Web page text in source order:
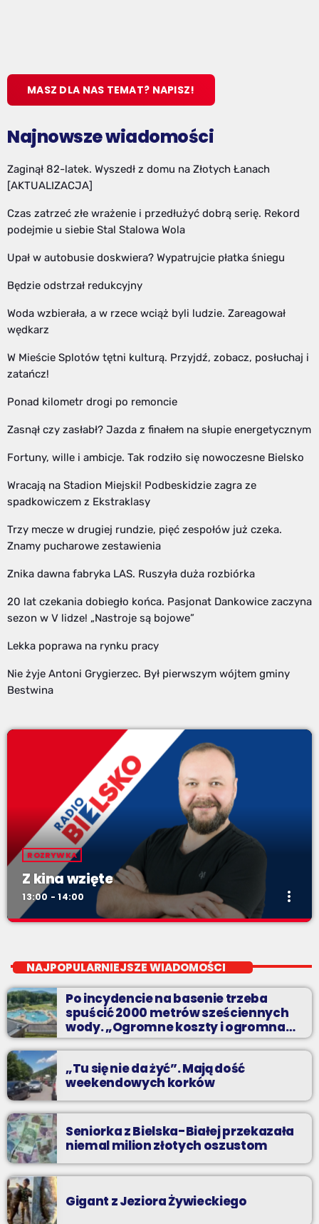
MASZ DLA NAS TEMAT? NAPISZ!
Najnowsze wiadomości
Zaginął 82-latek. Wyszedł z domu na Złotych Łanach
[AKTUALIZACJA]
Czas zatrzeć złe wrażenie i przedłużyć dobrą serię. Rekord
podejmie u siebie Stal Stalowa Wola
Upał w autobusie doskwiera? Wypatrujcie płatka śniegu
Będzie odstrzał redukcyjny
Woda wzbierała, a w rzece wciąż byli ludzie. Zareagował
wędkarz
W Mieście Splotów tętni kulturą. Przyjdź, zobacz, posłuchaj i
zatańcz!
Ponad kilometr drogi po remoncie
Zasnął czy zasłabł? Jazda z finałem na słupie energetycznym
Fortuny, wille i ambicje. Tak rodziło się nowoczesne Bielsko
Wracają na Stadion Miejski! Podbeskidzie zagra ze
spadkowiczem z Ekstraklasy
Trzy mecze w drugiej rundzie, pięć zespołów już czeka.
Znamy pucharowe zestawienia
Znika dawna fabryka LAS. Ruszyła duża rozbiórka
20 lat czekania dobiegło końca. Pasjonat Dankowice zaczyna
sezon w V lidze! „Nastroje są bojowe”
Lekka poprawa na rynku pracy
Nie żyje Antoni Grygierzec. Był pierwszym wójtem gminy
Bestwina
ROZRYWKA
Z kina wzięte
13:00 - 14:00 more_vert
Z Kina Wzięte to audycja w której film występuje roli głównej.
NAJPOPULARNIEJSZE WIADOMOŚCI
Po incydencie na basenie trzeba
spuścić 2000 metrów sześciennych
wody. „Ogromne koszty i ogromna
praca”
„Tu się nie da żyć”. Mają dość
weekendowych korków
Seniorka z Bielska-Białej przekazała
niemal milion złotych oszustom
Gigant z Jeziora Żywieckiego